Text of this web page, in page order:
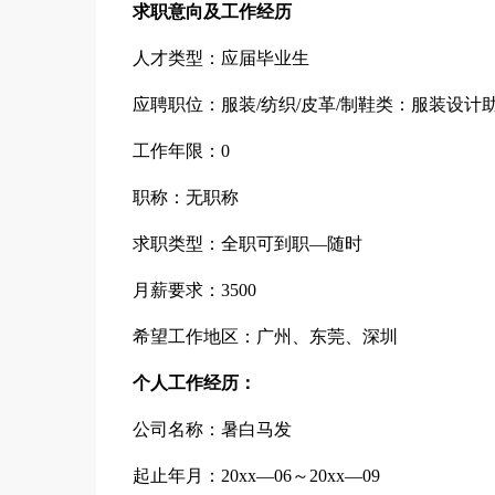
求职意向及工作经历
人才类型：应届毕业生
应聘职位：服装/纺织/皮革/制鞋类：服装设计
工作年限：0
职称：无职称
求职类型：全职可到职—随时
月薪要求：3500
希望工作地区：广州、东莞、深圳
个人工作经历：
公司名称：暑白马发
起止年月：20xx—06～20xx—09